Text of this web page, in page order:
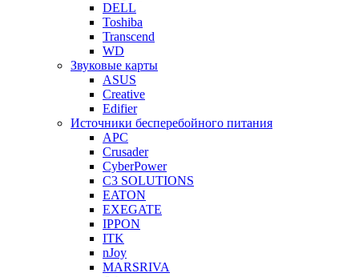
DELL
Toshiba
Transcend
WD
Звуковые карты
ASUS
Creative
Edifier
Источники бесперебойного питания
APC
Crusader
CyberPower
C3 SOLUTIONS
EATON
EXEGATE
IPPON
ITK
nJoy
MARSRIVA